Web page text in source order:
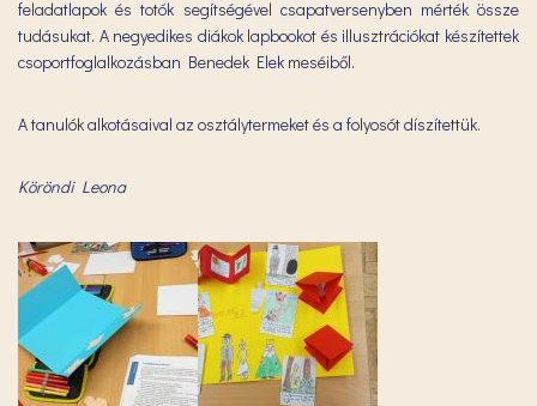
feladatlapok és totók segítségével csapatversenyben mérték össze
tudásukat. A negyedikes diákok lapbookot és illusztrációkat készítettek
csoportfoglalkozásban Benedek Elek meséiből.
A tanulók alkotásaival az osztálytermeket és a folyosót díszítettük.
Köröndi Leona